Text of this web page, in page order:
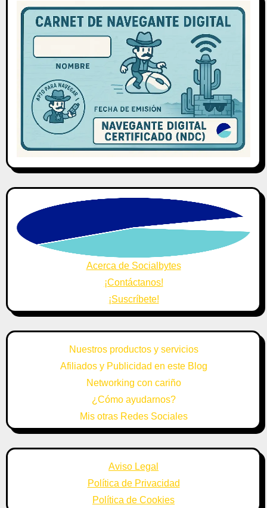
Acerca de Socialbytes
¡Contáctanos!
¡Suscríbete!
Nuestros productos y servicios
Afiliados y Publicidad en este Blog
Networking con cariño
¿Cómo ayudarnos?
Mis otras Redes Sociales
Aviso Legal
Política de Privacidad
Política de Cookies